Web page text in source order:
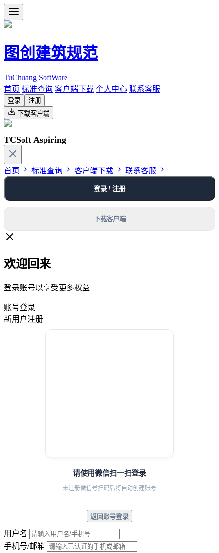
图创建筑规范
TuChuang SoftWare
首页 标准查询 客户端下载 个人中心 联系客服
登录
注册
下载客户端
TCSoft Aspiring
首页 标准查询 客户端下载 联系客服
登录 / 注册
下载客户端
欢迎回来
登录账号以享受更多权益
账号登录
新用户注册
请使用微信扫一扫登录
未注册微信号扫码后将自动创建账号
返回账号登录
用户名
手机号/邮箱